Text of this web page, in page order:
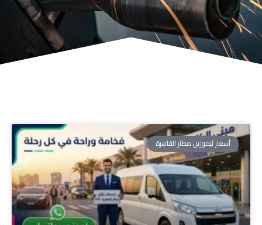
أسعار ليموزين مطار القاهرة